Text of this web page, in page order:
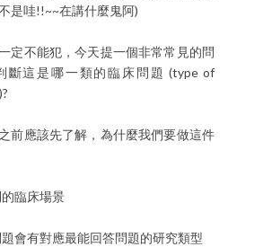
是哇!!~~在講什麼鬼阿)
定不能犯，今天提一個非常常見的問
斷這是哪一類的臨床問題 (type of
前應該先了解，為什麼我們要做這件
臨床場景
會有對應最能回答問題的研究類型